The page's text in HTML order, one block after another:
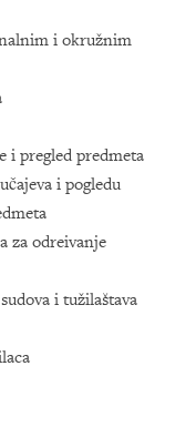
i okružnim
i pregled predmeta
i pogledu
za odreivanje
i tužilaštava